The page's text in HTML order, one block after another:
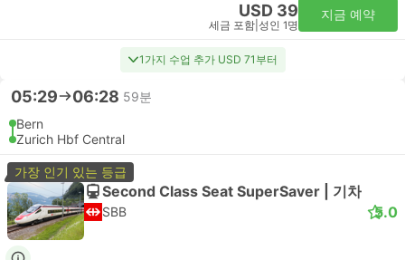
USD 39
세금 포함 성인 1명
지금 예약
1가지 수업 추가 USD 71부터
05:29 06:28 59분
Bern
Zurich Hbf Central
가장 인기 있는 등급
Second Class Seat SuperSaver | 기차
SBB 5.0